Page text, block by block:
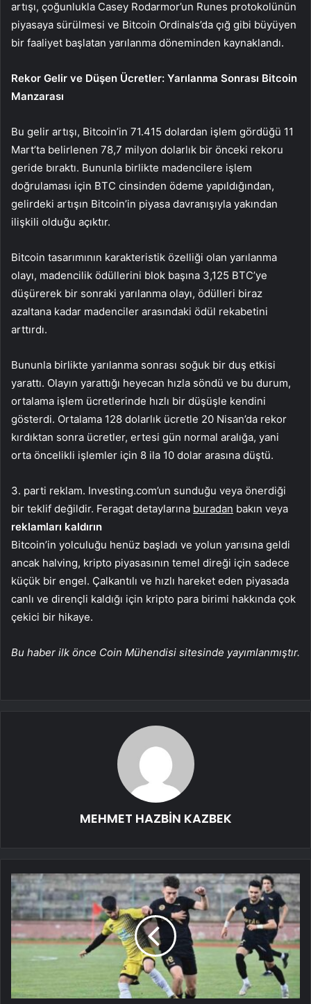
artışı, çoğunlukla Casey Rodarmor’un Runes protokolünün
piyasaya sürülmesi ve Bitcoin Ordinals’da çığ gibi büyüyen
bir faaliyet başlatan yarılanma döneminden kaynaklandı.
Rekor Gelir ve Düşen Ücretler: Yarılanma Sonrası Bitcoin
Manzarası
Bu gelir artışı, Bitcoin’in 71.415 dolardan işlem gördüğü 11
Mart’ta belirlenen 78,7 milyon dolarlık bir önceki rekoru
geride bıraktı. Bununla birlikte madencilere işlem
doğrulaması için BTC cinsinden ödeme yapıldığından,
gelirdeki artışın Bitcoin’in piyasa davranışıyla yakından
ilişkili olduğu açıktır.
Bitcoin tasarımının karakteristik özelliği olan yarılanma
olayı, madencilik ödüllerini blok başına 3,125 BTC’ye
düşürerek bir sonraki yarılanma olayı, ödülleri biraz
azaltana kadar madenciler arasındaki ödül rekabetini
arttırdı.
Bununla birlikte yarılanma sonrası soğuk bir duş etkisi
yarattı. Olayın yarattığı heyecan hızla söndü ve bu durum,
ortalama işlem ücretlerinde hızlı bir düşüşle kendini
gösterdi. Ortalama 128 dolarlık ücretle 20 Nisan’da rekor
kırdıktan sonra ücretler, ertesi gün normal aralığa, yani
orta öncelikli işlemler için 8 ila 10 dolar arasına düştü.
3. parti reklam. Investing.com’un sunduğu veya önerdiği
bir teklif değildir. Feragat detaylarına buradan bakın veya
reklamları kaldırın
Bitcoin’in yolculuğu henüz başladı ve yolun yarısına geldi
ancak halving, kripto piyasasının temel direği için sadece
küçük bir engel. Çalkantılı ve hızlı hareket eden piyasada
canlı ve dirençli kaldığı için kripto para birimi hakkında çok
çekici bir hikaye.
Bu haber ilk önce Coin Mühendisi sitesinde yayımlanmıştır.
MEHMET HAZBİN KAZBEK